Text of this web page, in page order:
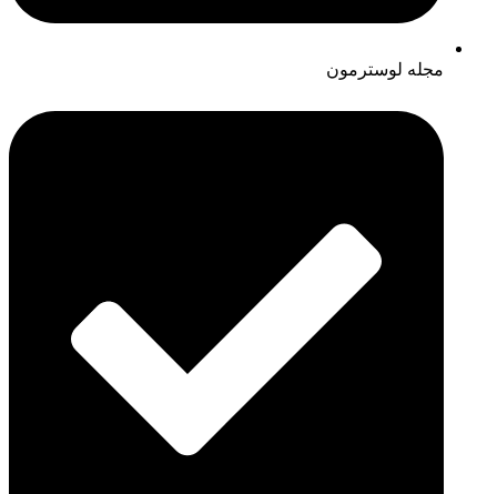
مجله لوسترمون